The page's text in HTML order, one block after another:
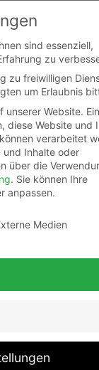
an!
sind essenziell,
zu
zu freiwilligen
um Erlaubnis
unserer Website.
diese Website und
verarbeitet
und Inhalte oder
über die
. Sie können Ihre
anpassen.
Medien